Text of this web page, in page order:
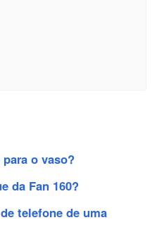
o vaso?
da Fan 160?
telefone de uma